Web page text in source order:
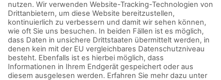
IMPRESSUM DATENSCHUTZERKLÄRUNG AGB KONTAKT
© Aurora Mühlen GmbH - Trettaustraße 49 – D-21107 Hamburg